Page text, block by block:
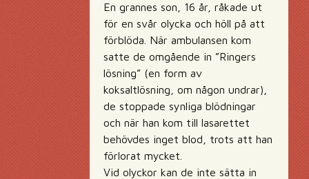
En grannes son, 16 år, råkade ut
för en svår olycka och höll på att
förblöda. När ambulansen kom
satte de omgående in ”Ringers
lösning” (en form av
koksaltlösning, om någon undrar),
de stoppade synliga blödningar
och när han kom till lasarettet
behövdes inget blod, trots att han
förlorat mycket.
Vid olyckor kan de inte sätta in